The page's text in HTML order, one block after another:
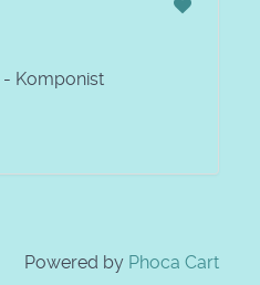
- Komponist
Powered by Phoca Cart